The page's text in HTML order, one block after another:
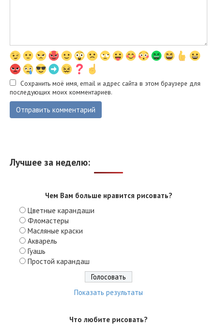
Сохранить моё имя, email и адрес сайта в этом браузере для
последующих моих комментариев.
Лучшее за неделю:
Чем Вам больше нравится рисовать?
Цветные карандаши
Фломастеры
Масляные краски
Акварель
Гуашь
Простой карандаш
Показать результаты
Что любите рисовать?